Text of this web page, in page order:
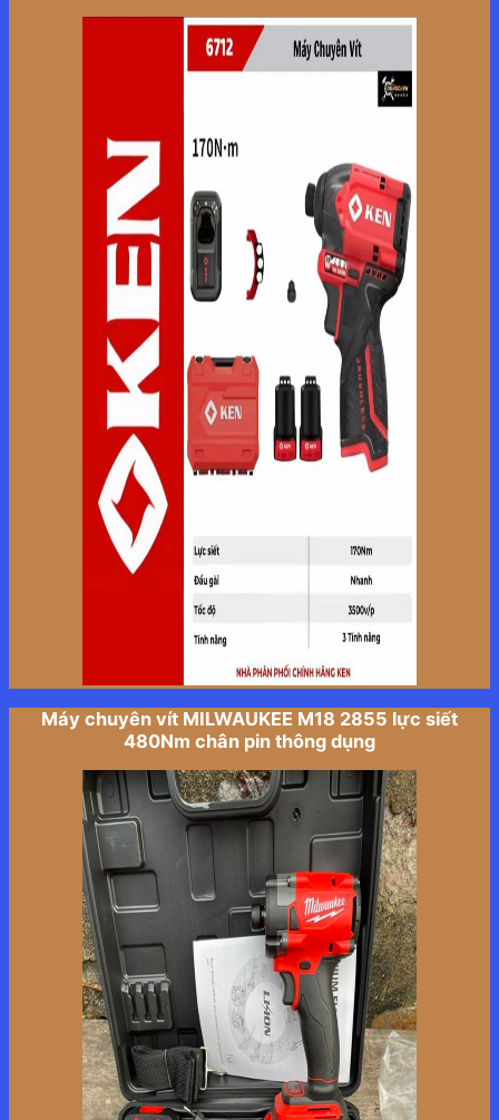
Máy chuyên vít MILWAUKEE M18 2855 lực siết
480Nm chân pin thông dụng